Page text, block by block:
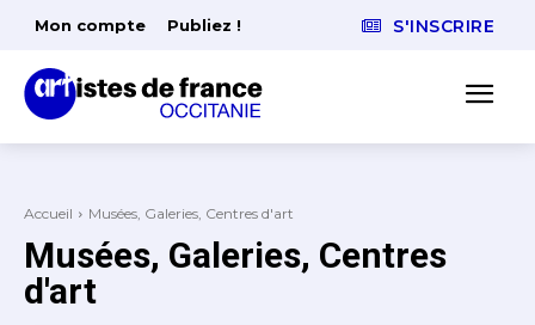
Mon compte Publiez ! S'INSCRIRE
Accueil Musées, Galeries, Centres d'art
Musées, Galeries, Centres
d'art